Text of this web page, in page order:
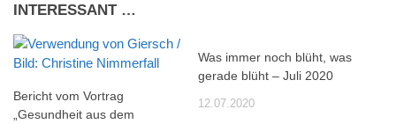
INTERESSANT …
Bericht vom Vortrag
„Gesundheit aus dem
Was immer noch blüht, was
gerade blüht – Juli 2020
12.07.2020